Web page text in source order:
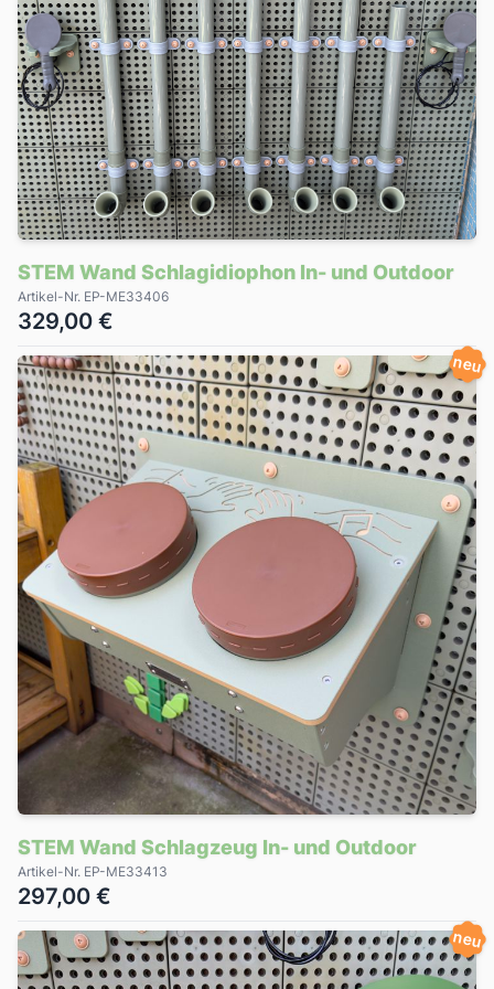
STEM Wand Schlagidiophon In- und Outdoor
Artikel-Nr. EP-ME33406
329,00 €
neu
STEM Wand Schlagzeug In- und Outdoor
Artikel-Nr. EP-ME33413
297,00 €
neu